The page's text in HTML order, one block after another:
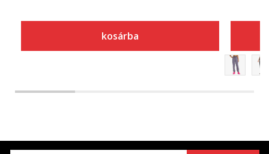
kosárba